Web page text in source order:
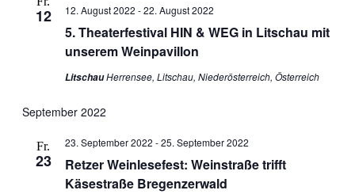
12
5. Theaterfestival HIN & WEG in Litschau mit
unserem Weinpavillon
12. August 2022 -22. August 2022
LitschauHerrensee, Litschau, Niederösterreich, Österreich
September 2022
Fr.
23
Retzer Weinlesefest: Weinstraße trifft
Käsestraße Bregenzerwald
23. September 2022 -25. September 2022